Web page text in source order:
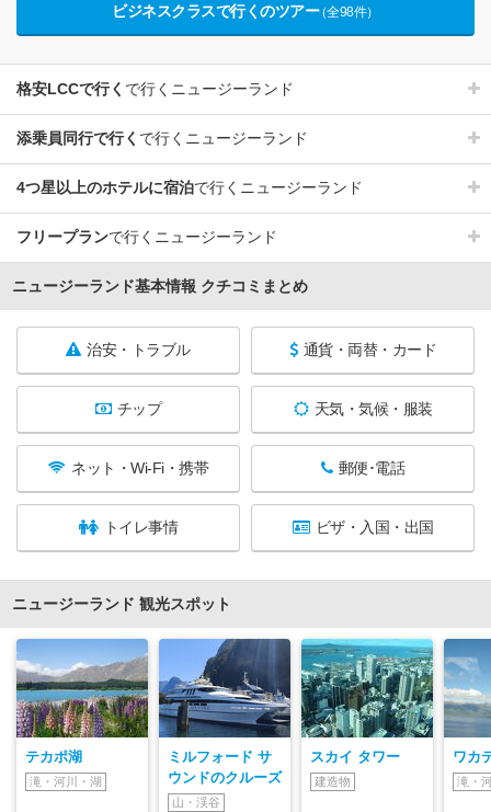
ビジネスクラスで行くのツアー（全98件）
格安LCCで行く で行くニュージーランド
添乗員同行で行く で行くニュージーランド
4つ星以上のホテルに宿泊で行くニュージーランド
フリープランで行くニュージーランド
ニュージーランド基本情報 クチコミまとめ
治安・トラブル 通貨・両替・カード
チップ 天気・気候・服装
ネット・Wi-Fi・携帯 郵便･電話
トイレ事情 ビザ・入国・出国
ニュージーランド 観光スポット
テカポ湖
滝・河川・湖
ミルフォード サ
ウンドのクルーズ
山・渓谷
スカイ タワー
建造物
ワカ
滝・